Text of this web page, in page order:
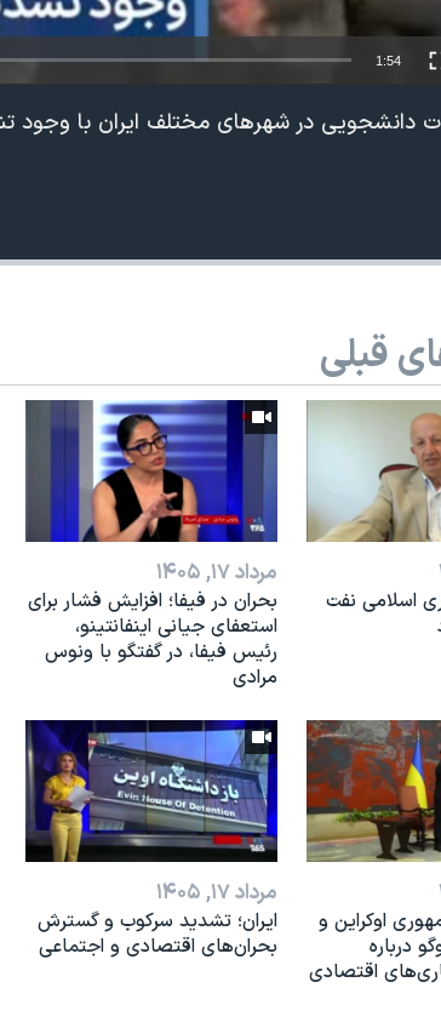
1:54
دانشجویی در شهرهای مختلف ایران با
قبلی
اسلامی نفت
مرداد ۱۷, ۱۴۰۵
بحران در فیفا؛ افزایش فشار برای
استعفای جیانی اینفانتینو،
رئیس فیفا، در گفتگو با ونوس
مرادی
اوکراین و
درباره
اقتصادی
مرداد ۱۷, ۱۴۰۵
ایران؛ تشدید سرکوب و گسترش
بحران‌های اقتصادی و اجتماعی